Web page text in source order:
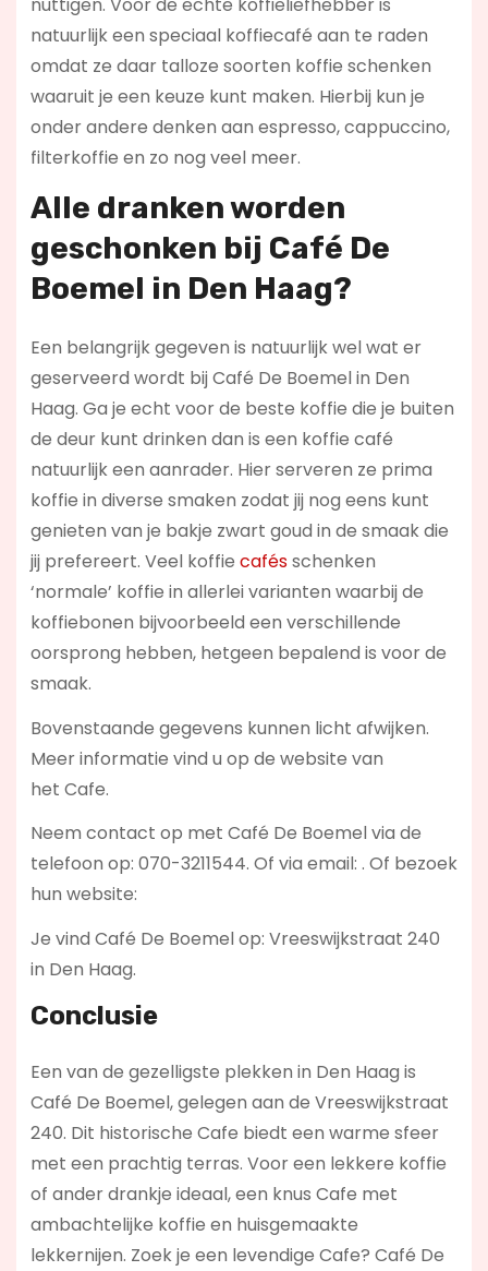
natuurlijk een speciaal koffiecafé aan te raden
omdat ze daar talloze soorten koffie schenken
waaruit je een keuze kunt maken. Hierbij kun je
onder andere denken aan espresso, cappuccino,
filterkoffie en zo nog veel meer.
Alle dranken worden
geschonken bij Café De
Boemel in Den Haag?
Een belangrijk gegeven is natuurlijk wel wat er
geserveerd wordt bij Café De Boemel in Den
Haag. Ga je echt voor de beste koffie die je buiten
de deur kunt drinken dan is een koffie café
natuurlijk een aanrader. Hier serveren ze prima
koffie in diverse smaken zodat jij nog eens kunt
genieten van je bakje zwart goud in de smaak die
jij prefereert. Veel koffie cafésschenken
‘normale’ koffie in allerlei varianten waarbij de
koffiebonen bijvoorbeeld een verschillende
oorsprong hebben, hetgeen bepalend is voor de
smaak.
Bovenstaande gegevens kunnen licht afwijken.
Meer informatie vind u op de website van
het Cafe.
Neem contact op met Café De Boemel via de
telefoon op: 070-3211544. Of via email: . Of bezoek
hun website:
Je vind Café De Boemel op: Vreeswijkstraat 240
in Den Haag.
Conclusie
Een van de gezelligste plekken in Den Haag is
Café De Boemel, gelegen aan de Vreeswijkstraat
240. Dit historische Cafe biedt een warme sfeer
met een prachtig terras. Voor een lekkere koffie
of ander drankje ideaal, een knus Cafe met
ambachtelijke koffie en huisgemaakte
lekkernijen. Zoek je een levendige Cafe? Café De